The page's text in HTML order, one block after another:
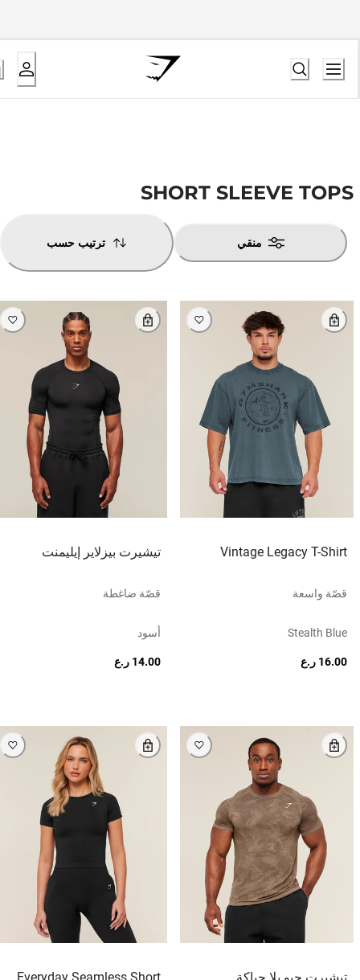
SHORT SLEEVE TOPS
منقي ترتيب حسب
Vintage Legacy T-Shirt
قصّة واسعة
Stealth Blue
16.00 ر.ع
تيشيرت بيزلاير إيليمنت
قصّة ضاغطة
أسود
14.00 ر.ع